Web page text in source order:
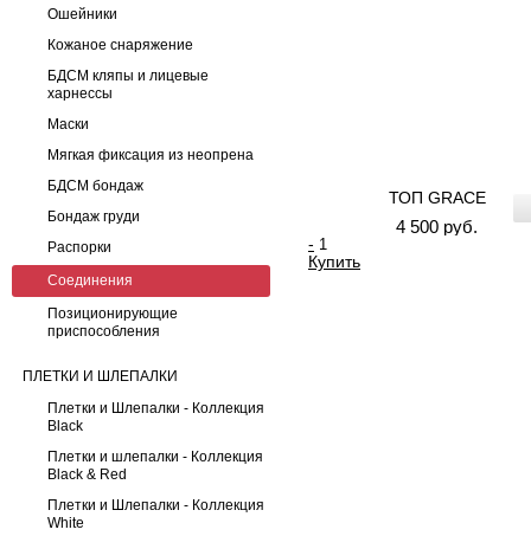
Ошейники
Кожаное снаряжение
БДСМ кляпы и лицевые
харнессы
Маски
Мягкая фиксация из неопрена
БДСМ бондаж
Бондаж груди
Распорки
Соединения
Позиционирующие
приспособления
ПЛЕТКИ И ШЛЕПАЛКИ
Плетки и Шлепалки - Коллекция
Black
Плетки и шлепалки - Коллекция
Black & Red
Плетки и Шлепалки - Коллекция
White
ТОП GRACE
4 500 руб.
-
Купить